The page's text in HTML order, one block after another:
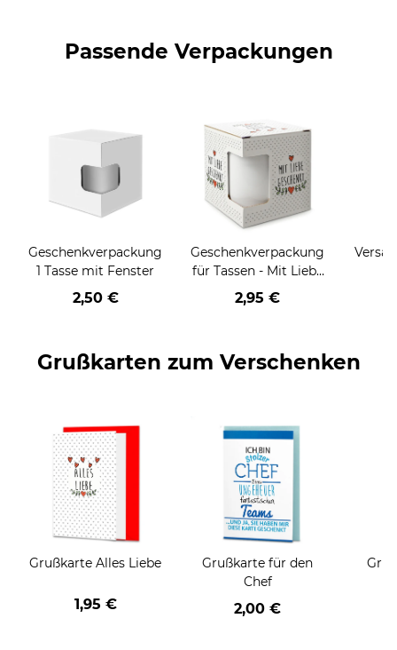
Passende Verpackungen
Geschenkverpackung
1 Tasse mit Fenster
2,50 €
Geschenkverpackung
für Tassen - Mit Liebe
geschenkt
2,95 €
Grußkarten zum Verschenken
Grußkarte Alles Liebe
1,95 €
Grußkarte für den
Chef
2,00 €